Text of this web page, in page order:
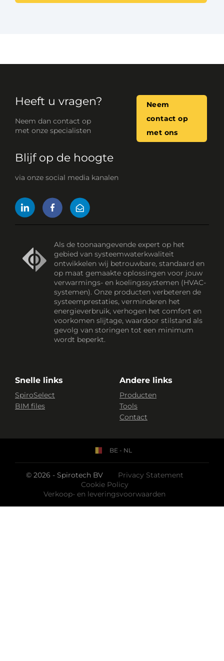
Heeft u vragen?
Neem dan contact op
met onze specialisten
Neem
contact op
met ons
Blijf op de hoogte
via onze social media kanalen
Als de toonaangevende expert op het
gebied van systeemwaterkwaliteit
ontwikkelen wij betrouwbare, standaard en
op maat gemaakte oplossingen voor jouw
verwarmings- en koelingssystemen (HVAC-
systemen). Onze producten verbeteren de
systeemprestaties, verminderen het
energieverbruik, verhogen het comfort en
voorkomen slijtage, waardoor stilstand als
gevolg van storingen tot een minimum
wordt beperkt.
Snelle links
SpiroSelect
BIM files
Andere links
Producten
Tools
Contact
© 2026 - Spirotech BV
Privacy Statement
Cookie Policy
Verkoop- en leveringsvoorwaarden
BE - NL